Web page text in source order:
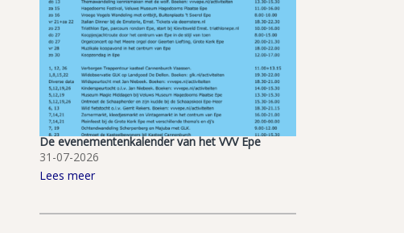
De evenementenkalender van het VVV Epe
31-07-2026
Lees meer